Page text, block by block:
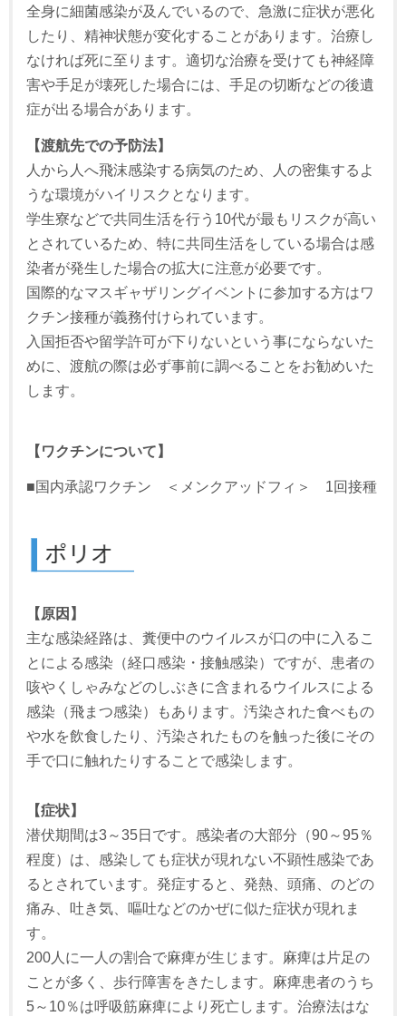
全身に細菌感染が及んでいるので、急激に症状が悪化
したり、精神状態が変化することがあります。治療し
なければ死に至ります。適切な治療を受けても神経障
害や手足が壊死した場合には、手足の切断などの後遺
症が出る場合があります。
【渡航先での予防法】
人から人へ飛沫感染する病気のため、人の密集するよ
うな環境がハイリスクとなります。
学生寮などで共同生活を行う10代が最もリスクが高い
とされているため、特に共同生活をしている場合は感
染者が発生した場合の拡大に注意が必要です。
国際的なマスギャザリングイベントに参加する方はワ
クチン接種が義務付けられています。
入国拒否や留学許可が下りないという事にならないた
めに、渡航の際は必ず事前に調べることをお勧めいた
します。
【ワクチンについて】
■国内承認ワクチン ＜メンクアッドフィ＞ 1回接種
【原因】
主な感染経路は、糞便中のウイルスが口の中に入るこ
とによる感染（経口感染・接触感染）ですが、患者の
咳やくしゃみなどのしぶきに含まれるウイルスによる
感染（飛まつ感染）もあります。汚染された食べもの
や水を飲食したり、汚染されたものを触った後にその
手で口に触れたりすることで感染します。
【症状】
潜伏期間は3～35日です。感染者の大部分（90～95％
程度）は、感染しても症状が現れない不顕性感染であ
るとされています。発症すると、発熱、頭痛、のどの
痛み、吐き気、嘔吐などのかぜに似た症状が現れま
す。
200人に一人の割合で麻痺が生じます。麻痺は片足の
ことが多く、歩行障害をきたします。麻痺患者のうち
5～10％は呼吸筋麻痺により死亡します。治療法はな